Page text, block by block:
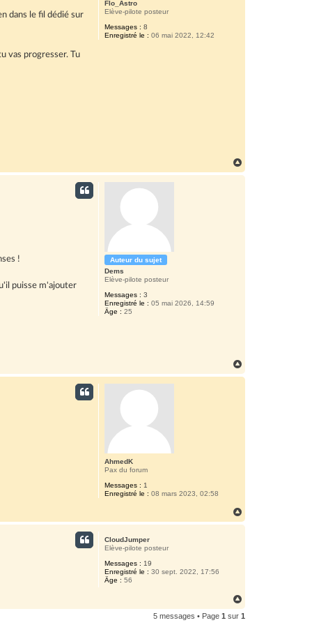
Flo_Astro
Elève-pilote posteur
Messages : 8
Enregistré le : 06 mai 2022, 12:42
dans le fil dédié sur
vas progresser. Tu
a
Auteur du sujet
Dems
Elève-pilote posteur
Messages : 3
Enregistré le : 05 mai 2026, 14:59
Âge : 25
!
puisse m'ajouter
a
AhmedK
Pax du forum
Messages : 1
Enregistré le : 08 mars 2023, 02:58
a
CloudJumper
Elève-pilote posteur
Messages : 19
Enregistré le : 30 sept. 2022, 17:56
Âge : 56
a
u
5 messages • Page 1 sur 1